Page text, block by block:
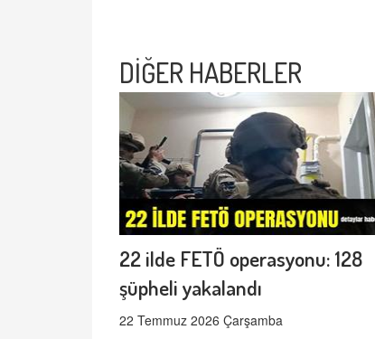
DİĞER HABERLER
22 ilde FETÖ operasyonu: 128
şüpheli yakalandı
22 Temmuz 2026 Çarşamba